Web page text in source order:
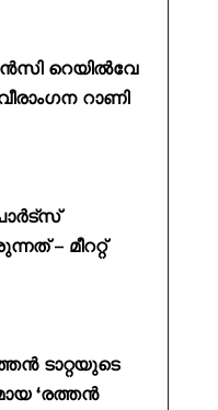
റെയിൽവേ
റാണി
– മീററ്റ്
ടാറ്റയുടെ
‘രത്തൻ